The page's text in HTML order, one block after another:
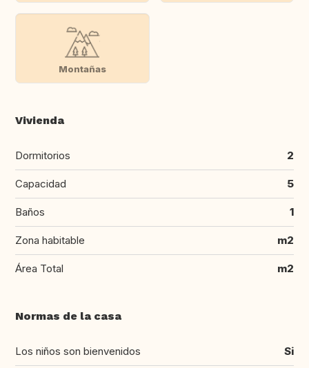
Montañas
Vivienda
Dormitorios 2
Capacidad 5
Baños 1
Zona habitable m2
Área Total m2
Normas de la casa
Los niños son bienvenidos Si